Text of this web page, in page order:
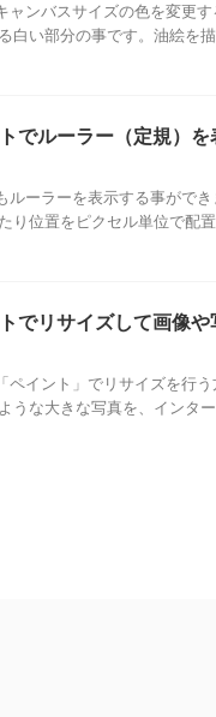
ンバスサイズの色を変更
白い部分の事です。油絵を
でルーラー（定規）を
ーラーを表示する事がで
り位置をピクセル単位で配
でリサイズして画像や
イント」でリサイズを行
うな大きな写真を、イン